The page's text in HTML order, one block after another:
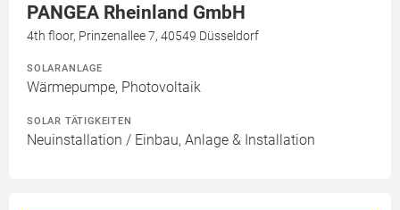
PANGEA Rheinland GmbH
4th floor, Prinzenallee 7, 40549 Düsseldorf
SOLARANLAGE
Wärmepumpe, Photovoltaik
SOLAR TÄTIGKEITEN
Neuinstallation / Einbau, Anlage & Installation